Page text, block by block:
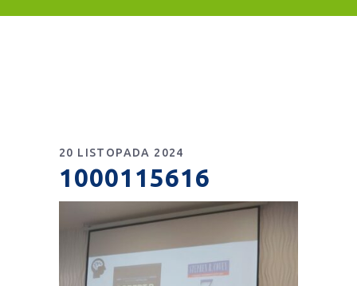
20 LISTOPADA 2024
1000115616